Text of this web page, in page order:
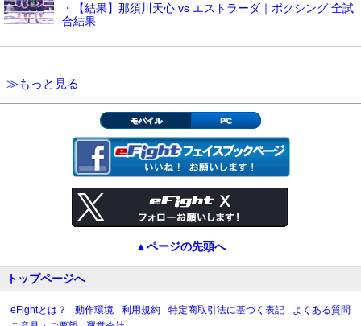
・【結果】那須川天心 vs エストラーダ｜ボクシング 全試
合結果
≫もっと見る
モバイル PC
▲ページの先頭へ
トップページへ
eFightとは？ 動作環境 利用規約 特定商取引法に基づく表記
よくある質問